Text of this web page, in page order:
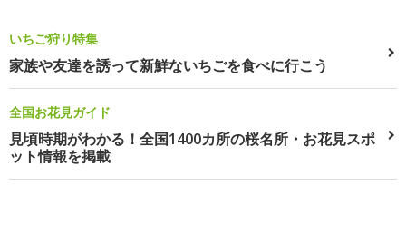
いちご狩り特集
家族や友達を誘って新鮮ないちごを食べに行こう
全国お花見ガイド
見頃時期がわかる！全国1400カ所の桜名所・お花見スポ
ット情報を掲載